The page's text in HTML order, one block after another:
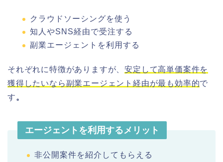
クラウドソーシングを使う
知人やSNS経由で受注する
副業エージェントを利用する
それぞれに特徴がありますが、安定して高単価案件を
獲得したいなら副業エージェント経由が最も効率的で
す。
エージェントを利用するメリット
非公開案件を紹介してもらえる